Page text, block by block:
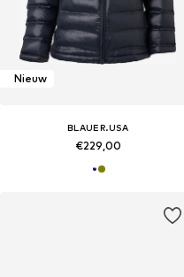
Nieuw
BLAUER.USA
€229,00